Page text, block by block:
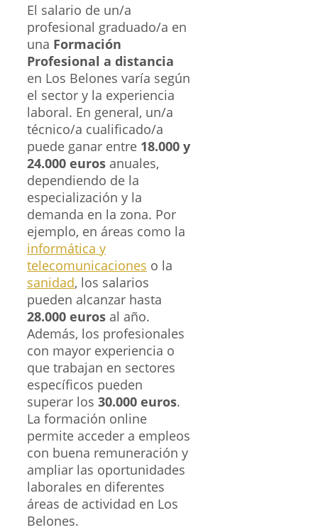
El salario de un/a
profesional graduado/a en
una Formación
Profesional a distancia
en Los Belones varía según
el sector y la experiencia
laboral. En general, un/a
técnico/a cualificado/a
puede ganar entre 18.000 y
24.000 euros anuales,
dependiendo de la
especialización y la
demanda en la zona. Por
ejemplo, en áreas como la
informática y
telecomunicaciones o la
sanidad, los salarios
pueden alcanzar hasta
28.000 euros al año.
Además, los profesionales
con mayor experiencia o
que trabajan en sectores
específicos pueden
superar los 30.000 euros.
La formación online
permite acceder a empleos
con buena remuneración y
ampliar las oportunidades
laborales en diferentes
áreas de actividad en Los
Belones.